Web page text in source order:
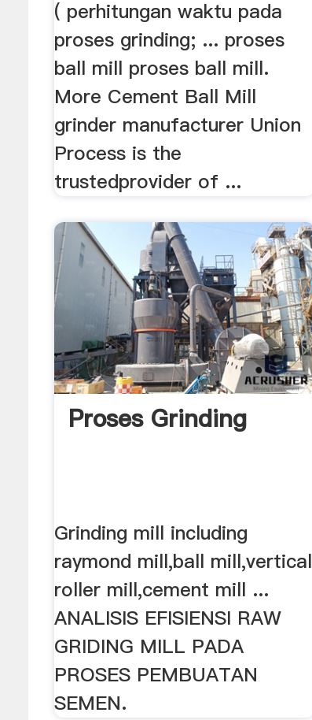
( perhitungan waktu pada
proses grinding; ... proses
ball mill proses ball mill.
More Cement Ball Mill
grinder manufacturer Union
Process is the
trustedprovider of ...
Proses Grinding
Grinding mill including
raymond mill,ball mill,vertical
roller mill,cement mill ...
ANALISIS EFISIENSI RAW
GRIDING MILL PADA
PROSES PEMBUATAN
SEMEN.